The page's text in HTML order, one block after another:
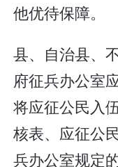
他优待保障。
县、自治县、
府征兵办公室
将应征公民入
核表、应征公
兵办公室规定